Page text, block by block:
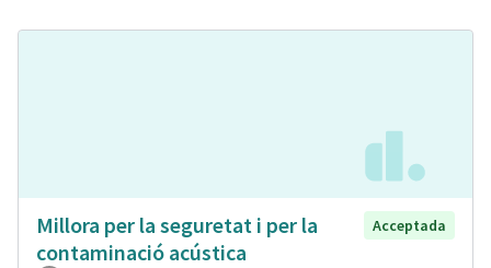
Millora per la seguretat i per la
contaminació acústica
Acceptada